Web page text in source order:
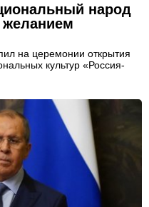
народ
желанием
на церемонии открытия
культур «Россия-